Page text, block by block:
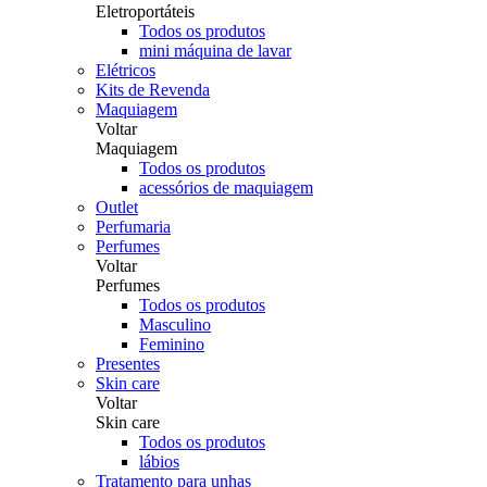
Eletroportáteis
Todos os produtos
mini máquina de lavar
Elétricos
Kits de Revenda
Maquiagem
Voltar
Maquiagem
Todos os produtos
acessórios de maquiagem
Outlet
Perfumaria
Perfumes
Voltar
Perfumes
Todos os produtos
Masculino
Feminino
Presentes
Skin care
Voltar
Skin care
Todos os produtos
lábios
Tratamento para unhas